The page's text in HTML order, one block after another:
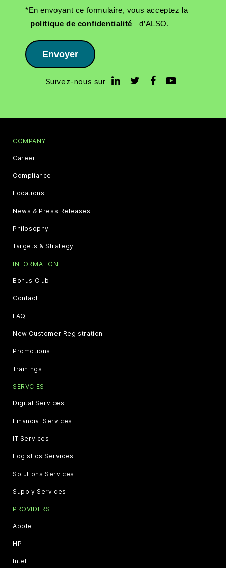
*En envoyant ce formulaire, vous acceptez la
politique de confidentialité
d’ALSO.
Envoyer
Suivez-nous sur
COMPANY
Career
Compliance
Locations
News & Press Releases
Philosophy
Targets & Strategy
INFORMATION
Bonus Club
Contact
FAQ
New Customer Registration
Promotions
Trainings
SERVCIES
Digital Services
Financial Services
IT Services
Logistics Services
Solutions Services
Supply Services
PROVIDERS
Apple
HP
Intel